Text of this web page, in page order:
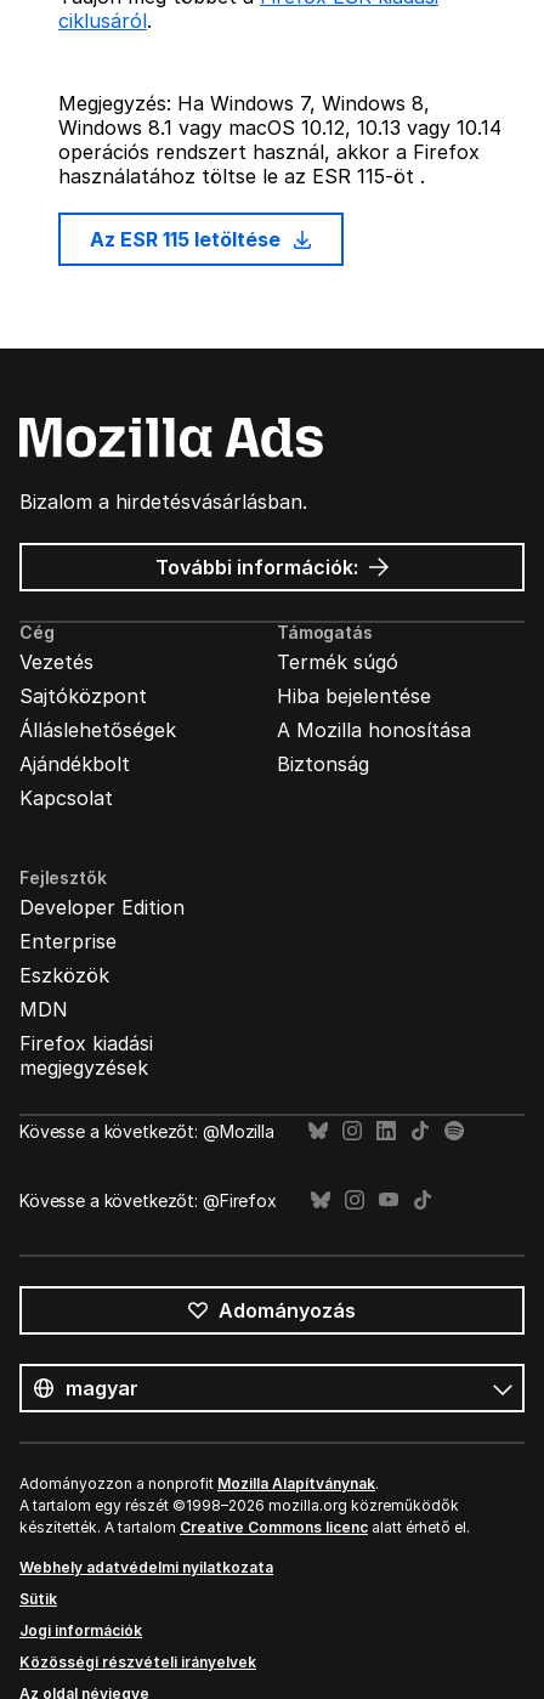
ciklusáról.
Megjegyzés: Ha Windows 7, Windows 8,
Windows 8.1 vagy macOS 10.12, 10.13 vagy 10.14
operációs rendszert használ, akkor a Firefox
használatához töltse le az ESR 115-öt .
Az ESR 115 letöltése
Bizalom a hirdetésvásárlásban.
További információk: Mozilla
hirdetések
Cég
Vezetés
Sajtóközpont
Álláslehetőségek
Ajándékbolt
Kapcsolat
Támogatás
Termék súgó
Hiba bejelentése
A Mozilla honosítása
Biztonság
Fejlesztők
Developer Edition
Enterprise
Eszközök
MDN
Firefox kiadási
megjegyzések
Kövesse a következőt: @Mozilla
Kövesse a következőt: @Firefox
Adományozás
nyelv
Nyelv
Adományozzon a nonprofit Mozilla Alapítványnak.
A tartalom egy részét ©1998–2026 mozilla.org közreműködők
készítették. A tartalom Creative Commons licenc alatt érhető el.
Webhely adatvédelmi nyilatkozata
Sütik
Jogi információk
Közösségi részvételi irányelvek
Az oldal névjegye